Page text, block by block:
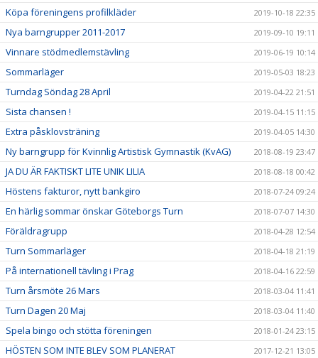
Köpa föreningens profilkläder 2019-10-18 22:35
Nya barngrupper 2011-2017 2019-09-10 19:11
Vinnare stödmedlemstävling 2019-06-19 10:14
Sommarläger 2019-05-03 18:23
Turndag Söndag 28 April 2019-04-22 21:51
Sista chansen ! 2019-04-15 11:15
Extra påsklovsträning 2019-04-05 14:30
Ny barngrupp för Kvinnlig Artistisk Gymnastik (KvAG) 2018-08-19 23:47
JA DU ÄR FAKTISKT LITE UNIK LILIA 2018-08-18 00:42
Höstens fakturor, nytt bankgiro 2018-07-24 09:24
En härlig sommar önskar Göteborgs Turn 2018-07-07 14:30
Föräldragrupp 2018-04-28 12:54
Turn Sommarläger 2018-04-18 21:19
På internationell tävling i Prag 2018-04-16 22:59
Turn årsmöte 26 Mars 2018-03-04 11:41
Turn Dagen 20 Maj 2018-03-04 11:40
Spela bingo och stötta föreningen 2018-01-24 23:15
HÖSTEN SOM INTE BLEV SOM PLANERAT 2017-12-21 13:05